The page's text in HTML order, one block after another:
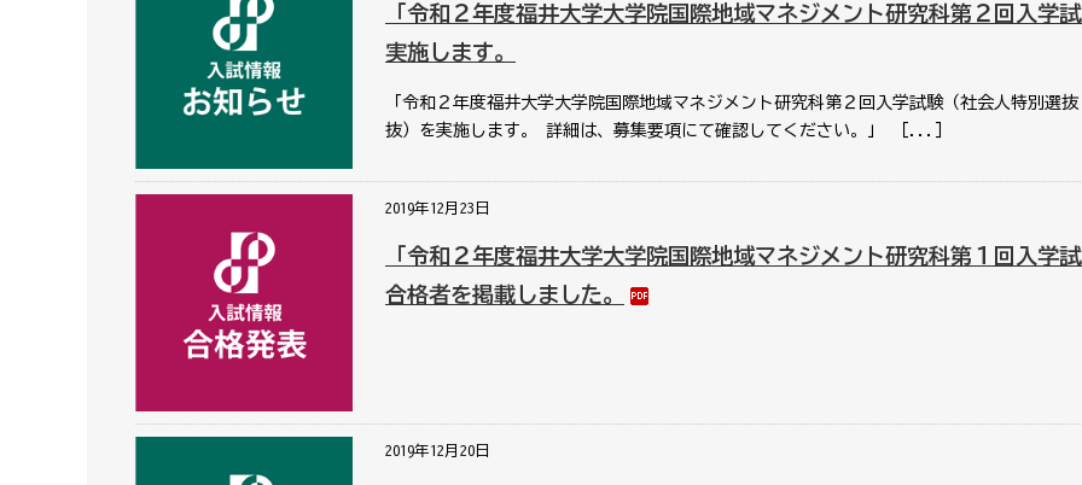
「令和２年度福井大学大学院国際地域マネジメント研究科第２回入学
実施します。
「令和２年度福井大学大学院国際地域マネジメント研究科第２回入学試験（社会人特別選
抜）を実施します。 詳細は、募集要項にて確認してください。」 ［...］
2019年12月23日
「令和２年度福井大学大学院国際地域マネジメント研究科第１回入学
合格者を掲載しました。
2019年12月20日